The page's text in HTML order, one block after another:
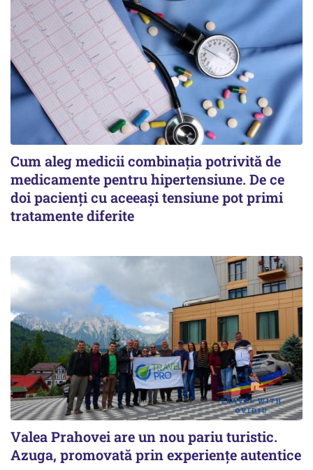
Cum aleg medicii combinația potrivită de
medicamente pentru hipertensiune. De ce
doi pacienți cu aceeași tensiune pot primi
tratamente diferite
Valea Prahovei are un nou pariu turistic.
Azuga, promovată prin experiențe autentice